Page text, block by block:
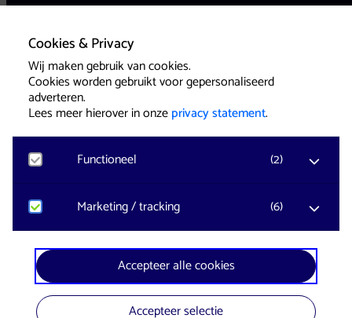
Cookies & Privacy
Wij maken gebruik van cookies.
Cookies worden gebruikt voor gepersonaliseerd
adverteren.
Lees meer hierover in onzeprivacy statement.
Functioneel (2)
Noodzakelijk
Voor het functioneren van de website en het
onthouden van voorkeuren worden functionele
cookies geplaatst. Hierbij worden geen
persoonsgegevens verzameld.
Google Analytics
Marketing / tracking (6)
YouTube
Registreert klikgedrag, bekeken video’s en aangepaste
voorkeuren. Bezoekersinformatie en gebruikersgedrag
wordt gebruikt voor advertenties.
Accepteer alle cookies
Accepteer selectie
Voorwaarden CookiesPers
Website & Identity byEagerly
In samenwerking met